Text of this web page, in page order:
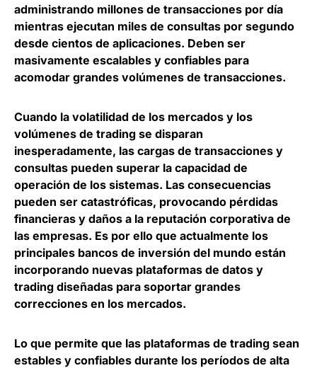
administrando millones de transacciones por día
mientras ejecutan miles de consultas por segundo
desde cientos de aplicaciones. Deben ser
masivamente escalables y confiables para
acomodar grandes volúmenes de transacciones.
Cuando la volatilidad de los mercados y los
volúmenes de trading se disparan
inesperadamente, las cargas de transacciones y
consultas pueden superar la capacidad de
operación de los sistemas. Las consecuencias
pueden ser catastróficas, provocando pérdidas
financieras y daños a la reputación corporativa de
las empresas. Es por ello que actualmente los
principales bancos de inversión del mundo están
incorporando nuevas plataformas de datos y
trading diseñadas para soportar grandes
correcciones en los mercados.
Lo que permite que las plataformas de trading sean
estables y confiables durante los períodos de alta